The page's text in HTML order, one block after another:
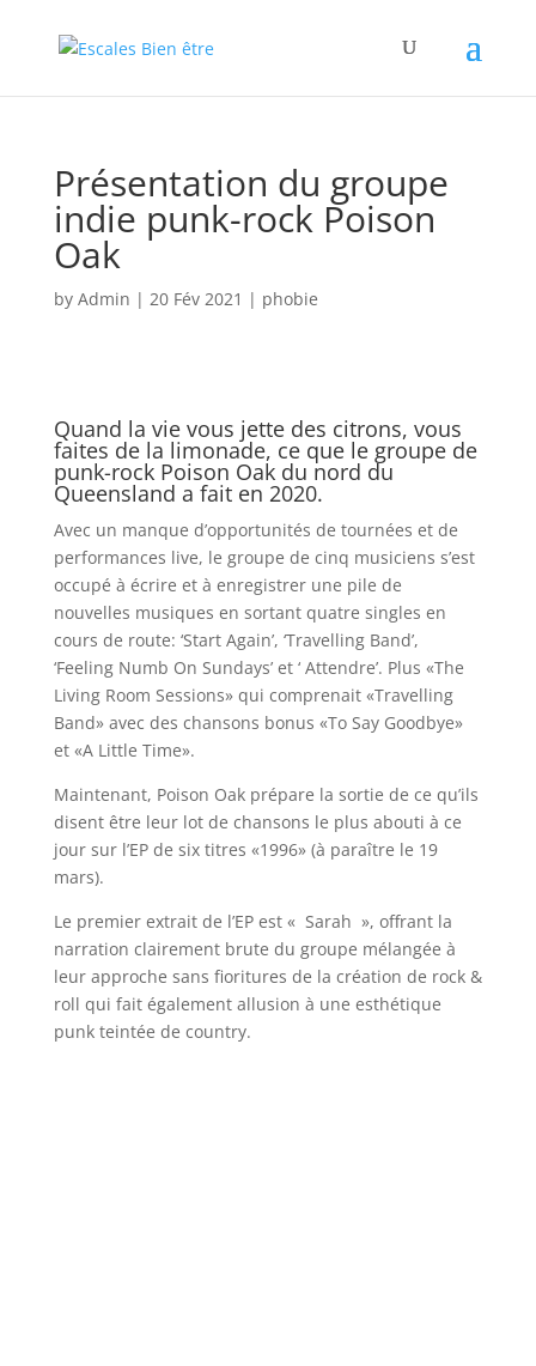
Présentation du groupe
indie punk-rock Poison
Oak
by Admin | 20 Fév 2021 | phobie
Quand la vie vous jette des citrons, vous
faites de la limonade, ce que le groupe de
punk-rock Poison Oak du nord du
Queensland a fait en 2020.
Avec un manque d’opportunités de tournées et de
performances live, le groupe de cinq musiciens s’est
occupé à écrire et à enregistrer une pile de
nouvelles musiques en sortant quatre singles en
cours de route: ‘Start Again’, ‘Travelling Band’,
‘Feeling Numb On Sundays’ et ‘ Attendre’. Plus «The
Living Room Sessions» qui comprenait «Travelling
Band» avec des chansons bonus «To Say Goodbye»
et «A Little Time».
Maintenant, Poison Oak prépare la sortie de ce qu’ils
disent être leur lot de chansons le plus abouti à ce
jour sur l’EP de six titres «1996» (à paraître le 19
mars).
Le premier extrait de l’EP est « Sarah », offrant la
narration clairement brute du groupe mélangée à
leur approche sans fioritures de la création de rock &
roll qui fait également allusion à une esthétique
punk teintée de country.